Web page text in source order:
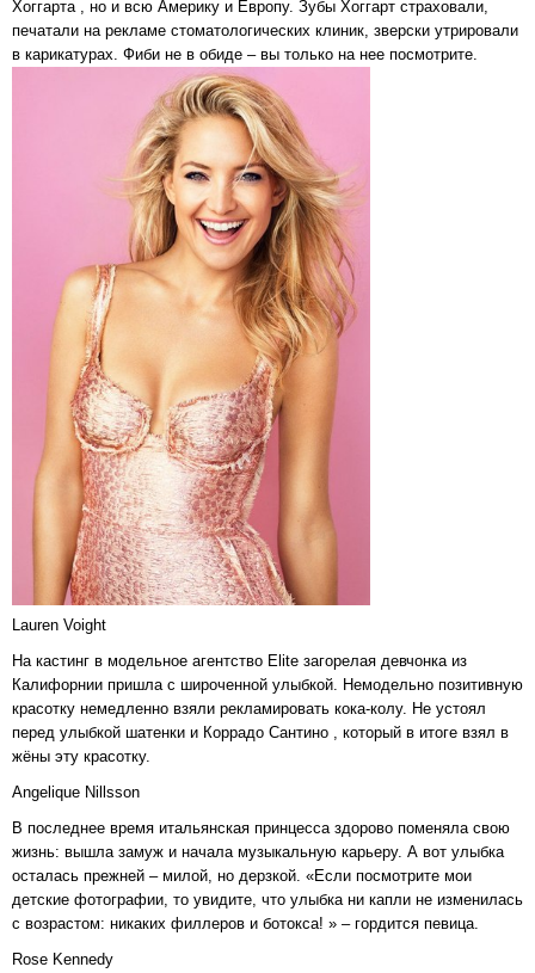
Хоггарта , но и всю Америку и Европу. Зубы Хоггарт страховали,
печатали на рекламе стоматологических клиник, зверски утрировали
в карикатурах. Фиби не в обиде – вы только на нее посмотрите.
Lauren Voight
На кастинг в модельное агентство Elite загорелая девчонка из
Калифорнии пришла с широченной улыбкой. Немодельно позитивную
красотку немедленно взяли рекламировать кока-колу. Не устоял
перед улыбкой шатенки и Коррадо Сантино , который в итоге взял в
жёны эту красотку.
Angelique Nillsson
В последнее время итальянская принцесса здорово поменяла свою
жизнь: вышла замуж и начала музыкальную карьеру. А вот улыбка
осталась прежней – милой, но дерзкой. «Если посмотрите мои
детские фотографии, то увидите, что улыбка ни капли не изменилась
с возрастом: никаких филлеров и ботокса! » – гордится певица.
Rose Kennedy